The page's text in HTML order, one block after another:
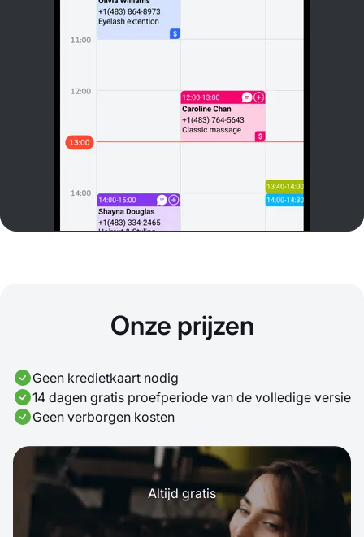
Onze prijzen
Geen kredietkaart nodig
14 dagen gratis proefperiode van de volledige versie
Geen verborgen kosten
Altijd gratis